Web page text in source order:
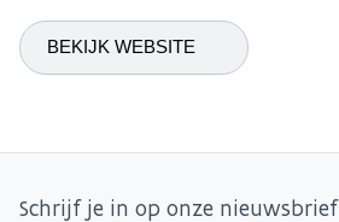
BEKIJK WEBSITE
Schrijf je in op onze nieuwsbrief